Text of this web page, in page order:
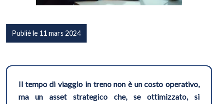
Publié le 11 mars 2024
Il tempo di viaggio in treno non è un costo operativo,
ma un asset strategico che, se ottimizzato, si